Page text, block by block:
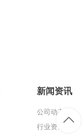
新闻资讯
公司动态
行业资讯